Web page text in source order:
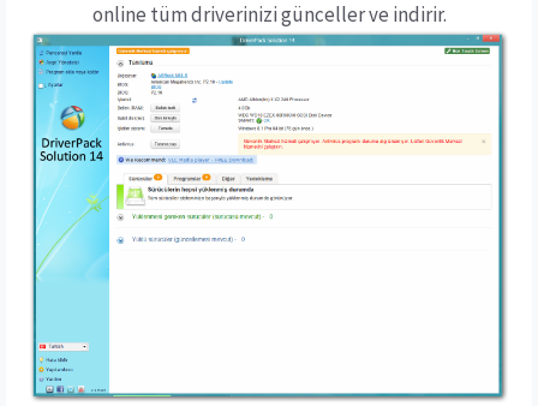
online tüm driverinizi günceller ve indirir.